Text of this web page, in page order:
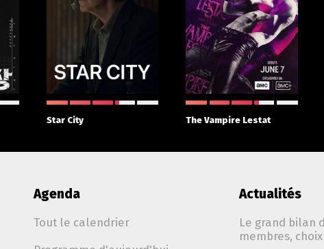
Star City The Vampire Lestat
Agenda
Tout le calendrier
Actualités
Le grand bilan
membres,